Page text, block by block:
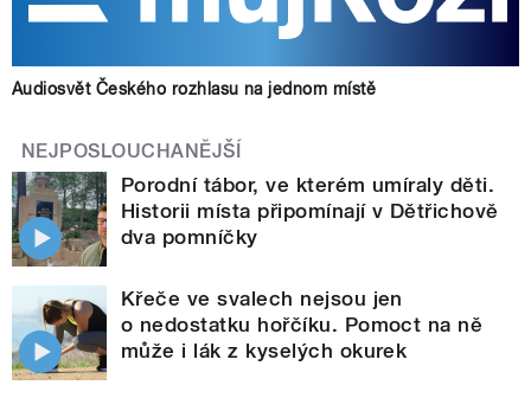
Audiosvět Českého rozhlasu na jednom místě
NEJPOSLOUCHANĚJŠÍ
Porodní tábor, ve kterém umíraly děti.
Historii místa připomínají v Dětřichově
dva pomníčky
Křeče ve svalech nejsou jen
o nedostatku hořčíku. Pomoct na ně
může i lák z kyselých okurek